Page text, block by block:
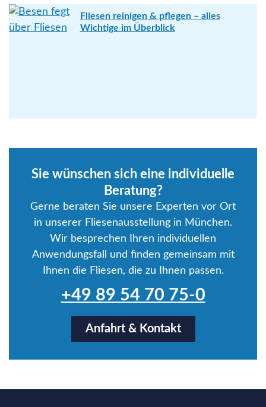
Fliesen reinigen & pflegen – alles
Wichtige im Überblick
Sie wünschen sich eine individuelle
Beratung?
Gerne beraten Sie unsere Experten vor Ort
in unserer Fliesenausstellung in München.
Wir besprechen Ihren individuellen
Anwendungsfall und finden gemeinsam mit
Ihnen die Fliesen, die zu Ihnen passen.
+49 89 54 70 75-0
Anfahrt & Kontakt